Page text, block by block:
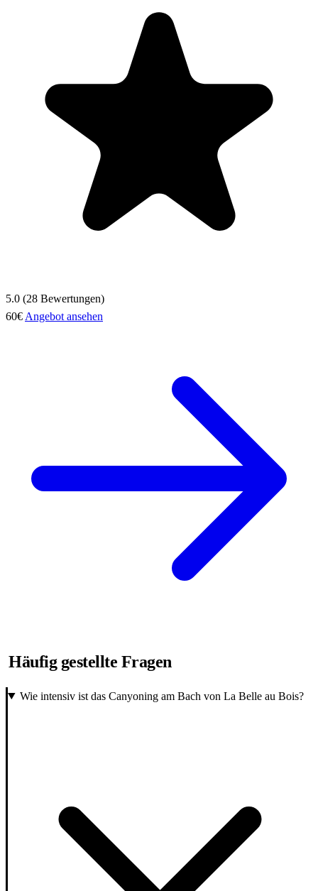
5.0 (28 Bewertungen)
60€ Angebot ansehen
Häufig gestellte Fragen
Wie intensiv ist das Canyoning am Bach von La Belle au Bois?